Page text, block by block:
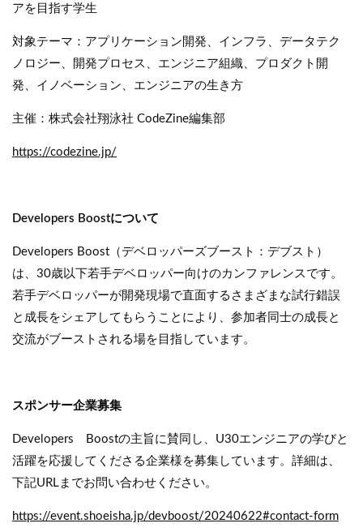
アを目指す学生
対象テーマ：アプリケーション開発、インフラ、データテク
ノロジー、開発プロセス、エンジニア組織、プロダクト開
発、イノベーション、エンジニアの生き方
主催：株式会社翔泳社 CodeZine編集部
https://codezine.jp/
Developers Boostについて
Developers Boost（デベロッパーズブースト：デブスト）
は、30歳以下若手デベロッパー向けのカンファレンスです。
若手デベロッパーが開発現場で直面するさまざまな試行錯誤
と成長をシェアしてもらうことにより、参加者同士の成長と
交流がブーストされる場を目指しています。
スポンサー企業募集
Developers Boostの主旨に賛同し、U30エンジニアの学びと
活躍を応援してくださる企業様を募集しています。詳細は、
下記URLまでお問い合わせください。
https://event.shoeisha.jp/devboost/20240622#contact-form